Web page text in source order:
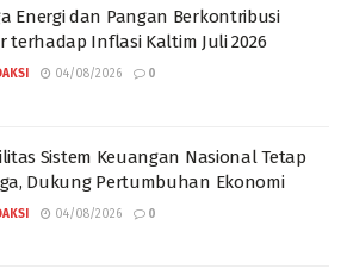
Energi dan Pangan Berkontribusi
terhadap Inflasi Kaltim Juli 2026
04/08/2026 0
Sistem Keuangan Nasional Tetap
Dukung Pertumbuhan Ekonomi
04/08/2026 0